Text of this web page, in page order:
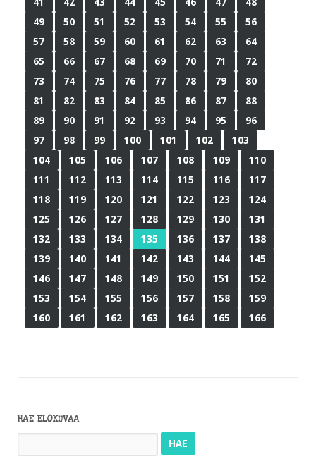
49
50 51 52 53 54 55
56
57
58 59 60 61 62 63
64
65
66 67 68 69 70 71
72
73
74 75 76 77 78 79
80
81
82 83 84 85 86 87
88
89
90 91 92 93 94 95
96
97
98 99 100 101 102
103
104
105 106 107 108 109
110
111
112 113 114 115 116
117
118
119 120 121 122 123
124
125
126 127 128 129 130
131
132
133 134 135 136 137
138
139
140 141 142 143 144
145
146
147 148 149 150 151
152
153
154 155 156 157 158
159
160
161 162 163 164 165 166
HAE ELOKUVAA